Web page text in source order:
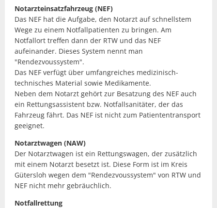
Notarzteinsatzfahrzeug (NEF)
Das NEF hat die Aufgabe, den Notarzt auf schnellstem
Wege zu einem Notfallpatienten zu bringen. Am
Notfallort treffen dann der RTW und das NEF
aufeinander. Dieses System nennt man
"Rendezvoussystem".
Das NEF verfügt über umfangreiches medizinisch-
technisches Material sowie Medikamente.
Neben dem Notarzt gehört zur Besatzung des NEF auch
ein Rettungsassistent bzw. Notfallsanitäter, der das
Fahrzeug fährt. Das NEF ist nicht zum Patiententransport
geeignet.
Notarztwagen (NAW)
Der Notarztwagen ist ein Rettungswagen, der zusätzlich
mit einem Notarzt besetzt ist. Diese Form ist im Kreis
Gütersloh wegen dem "Rendezvoussystem" von RTW und
NEF nicht mehr gebräuchlich.
Notfallrettung